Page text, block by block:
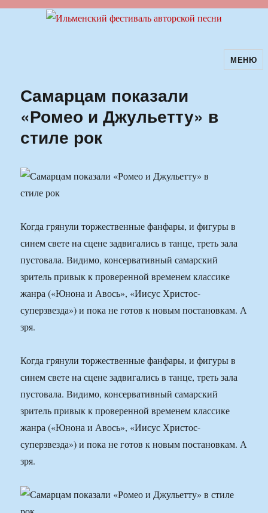
Ильменский фестиваль авторскойМЕНЮ
Самарцам показали
«Ромео и Джульетту» в
стиле рок
Когда грянули торжественные фанфары, и фигуры в
синем свете на сцене задвигались в танце, треть зала
пустовала. Видимо, консервативный самарский
зритель привык к проверенной временем классике
жанра («Юнона и Авось», «Иисус Христос-
суперзвезда») и пока не готов к новым постановкам. А
зря.
Когда грянули торжественные фанфары, и фигуры в
синем свете на сцене задвигались в танце, треть зала
пустовала. Видимо, консервативный самарский
зритель привык к проверенной временем классике
жанра («Юнона и Авось», «Иисус Христос-
суперзвезда») и пока не готов к новым постановкам. А
зря.